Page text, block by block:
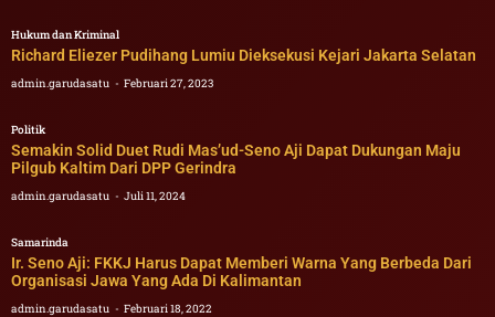
Hukum dan Kriminal
Richard Eliezer Pudihang Lumiu Dieksekusi Kejari Jakarta Selatan
admin.garudasatu Februari 27, 2023
Politik
Semakin Solid Duet Rudi Mas’ud-Seno Aji Dapat Dukungan Maju
Pilgub Kaltim Dari DPP Gerindra
admin.garudasatu Juli 11, 2024
Samarinda
Ir. Seno Aji: FKKJ Harus Dapat Memberi Warna Yang Berbeda Dari
Organisasi Jawa Yang Ada Di Kalimantan
admin.garudasatu Februari 18, 2022